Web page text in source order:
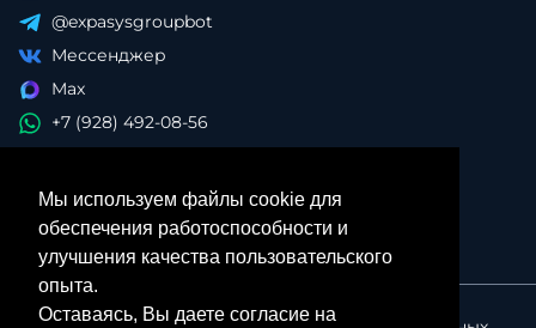
Мы используем файлы cookie для
обеспечения работоспособности и
улучшения качества пользовательского
опыта.
Оставаясь, Вы даете согласие на
@expasysgroupbot
Мессенджер
Max
+7 (928) 492-08-56